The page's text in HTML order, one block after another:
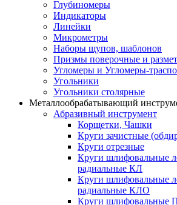
Глубиномеры
Индикаторы
Линейки
Микрометры
Наборы щупов, шаблонов
Призмы поверочные и
Угломеры и Угломеры-
Угольники
Угольники столярные
Металлообрабатывающий
Абразивный инструмент
Корщетки, Чашки
Круги зачистные
Круги отрезные
Круги шлифовальные
радиальные КЛ
Круги шлифовальные
радиальные КЛО
Круги шлифовальные